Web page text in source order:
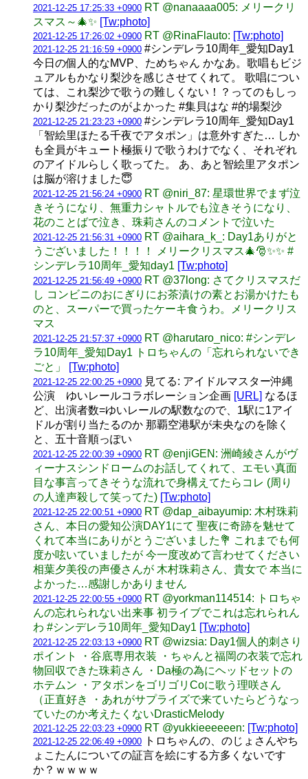
2021-12-25 17:25:33 +0900 RT @nanaaaa005: メリークリ
スマス～🎄✨ [Tw:photo]
2021-12-25 17:26:02 +0900 RT @RinaFlauto: [Tw:photo]
2021-12-25 21:16:59 +0900 #シンデレラ10周年_愛知Day1
今日の個人的なMVP、ためちゃん かなあ。歌唱もビジ
ュアルもかなり梨沙を感じさせてくれて。 歌唱につい
ては、これ梨沙で歌うの難しくない！？ってのもしっ
かり梨沙だったのがよかった #集貝はな #的場梨沙
2021-12-25 21:23:23 +0900 #シンデレラ10周年_愛知Day1
「智絵里ほたる千夜でアタポン」は意外すぎた… しか
も全員がキュート極振りで歌うわけでなく、それぞれ
のアイドルらしく歌ってた。 あ、あと智絵里アタポン
は脳が溶けました😇
2021-12-25 21:56:24 +0900 RT @niri_87: 星環世界でまず泣
きそうになり、無重力シャトルでも泣きそうになり、
花のことばで泣き、珠莉さんのコメントで泣いた
2021-12-25 21:56:31 +0900 RT @aihara_k_: Day1ありがと
うございました！！！！ メリークリスマス🎄🎅✨✨ #
シンデレラ10周年_愛知day1 [Tw:photo]
2021-12-25 21:56:49 +0900 RT @37long: さてクリスマスだ
し コンビニのおにぎりにお茶漬けの素とお湯かけたも
のと、スーパーで買ったケーキ食うわ。メリークリス
マス
2021-12-25 21:57:37 +0900 RT @harutaro_nico: #シンデレ
ラ10周年_愛知Day1 トロちゃんの「忘れられないでき
ごと」
[Tw:photo]
2021-12-25 22:00:25 +0900 見てる: アイドルマスター沖縄
公演 ゆいレールコラボレーション企画 [URL] なるほ
ど、出演者数=ゆいレールの駅数なので、1駅に1アイ
ドルが割り当たるのか 那覇空港駅が未央なのを除く
と、五十音順っぽい
2021-12-25 22:00:39 +0900 RT @enjiGEN: 洲崎綾さんがヴ
ィーナスシンドロームのお話してくれて、エモい真面
目な事言ってきそうな流れで身構えてたらコレ (周り
の人達声殺して笑ってた) [Tw:photo]
2021-12-25 22:00:51 +0900 RT @dap_aibayumip: 木村珠莉
さん、本日の愛知公演DAY1にて 聖夜に奇跡を魅せて
くれて本当にありがとうございました💐 これまでも何
度か呟いていましたが 今一度改めて言わせてください
相葉夕美役の声優さんが 木村珠莉さん、貴女で 本当に
よかった…感謝しかありません
2021-12-25 22:00:55 +0900 RT @yorkman114514: トロちゃ
んの忘れられない出来事 初ライブでこれは忘れられん
わ #シンデレラ10周年_愛知Day1 [Tw:photo]
2021-12-25 22:03:13 +0900 RT @wizsia: Day1個人的刺さり
ポイント ・谷底専用衣装 ・ちゃんと福岡の衣装で忘れ
物回収できた珠莉さん ・Da極の為にヘッドセットの
ホテムン ・アタポンをゴリゴリCoに歌う理咲さん
（正直好き ・あれがサプライズで来ていたらどうなっ
ていたのか考えたくないDrasticMelody
2021-12-25 22:03:23 +0900 RT @yukkieeeeeen: [Tw:photo]
2021-12-25 22:06:49 +0900 トロちゃんの、のじょさんやち
ょこたんについての証言を絵にする方多くないです
か？ｗｗｗｗ